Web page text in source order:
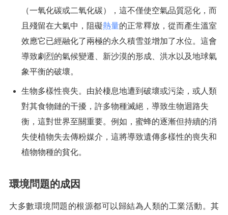
（一氧化碳或二氧化碳），這不僅使空氣品質惡化，而
且殘留在大氣中，阻礙熱量的正常釋放，從而產生溫室
效應它已經融化了兩極的永久積雪並增加了水位。這會
導致劇烈的氣候變遷、新沙漠的形成、洪水以及地球氣
象平衡的破壞。
生物多樣性喪失。由於棲息地遭到破壞或污染，或人類
對其食物鏈的干擾，許多物種滅絕，導致生物迴路失
衡，這對世界至關重要。例如，蜜蜂的逐漸但持續的消
失使植物失去傳粉媒介，這將導致遺傳多樣性的喪失和
植物物種的貧化。
環境問題的成因
大多數環境問題的根源都可以歸結為人類的工業活動。其